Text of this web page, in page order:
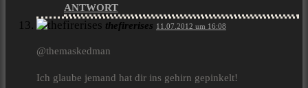
ANTWORT
thefirerises 11.07.2012 um 16:08
@themaskedman
Ich glaube jemand hat dir ins gehirn gepinkelt!